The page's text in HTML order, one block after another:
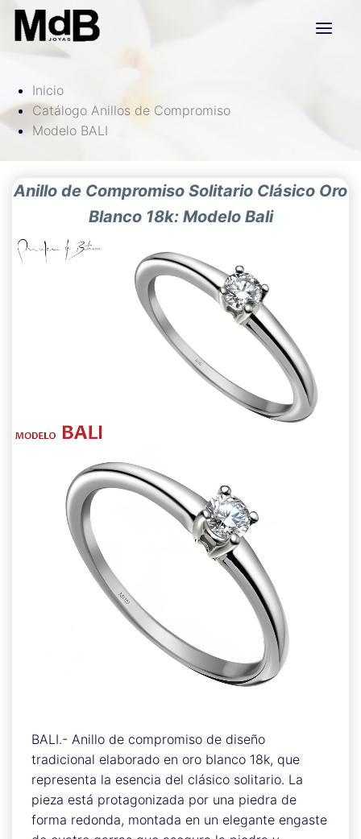
Inicio
Catálogo Anillos de Compromiso
Modelo BALI
Anillo de Compromiso Solitario Clásico Oro
Blanco 18k: Modelo Bali
BALI.- Anillo de compromiso de diseño
tradicional elaborado en oro blanco 18k, que
representa la esencia del clásico solitario. La
pieza está protagonizada por una piedra de
forma redonda, montada en un elegante engaste